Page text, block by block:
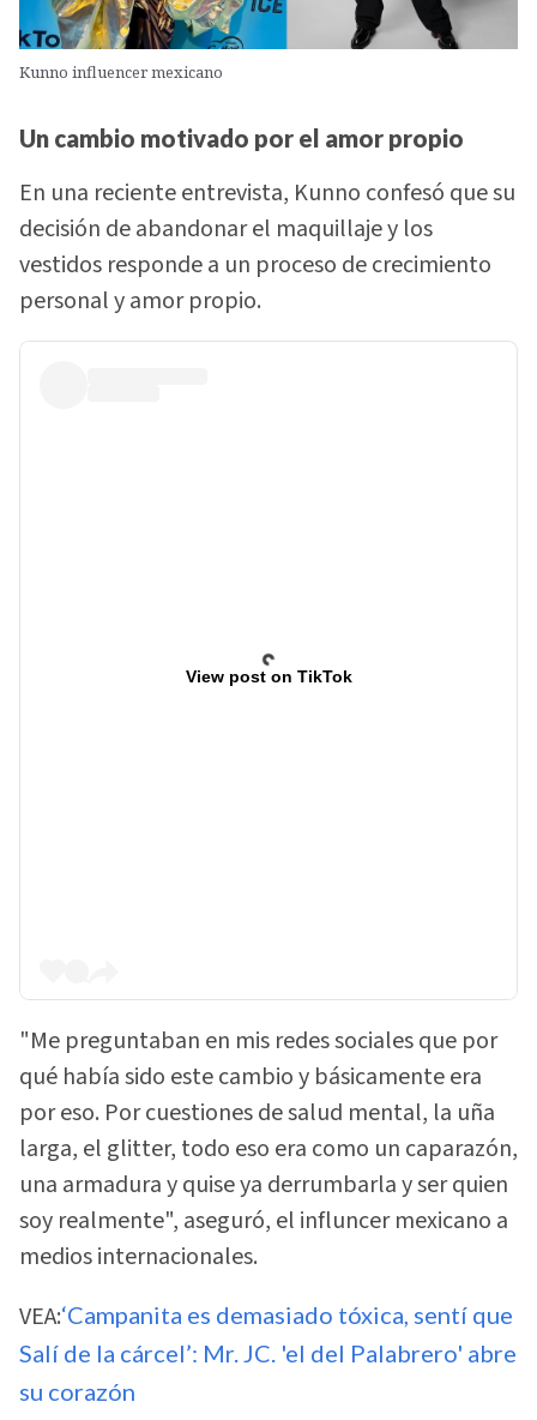
Kunno influencer mexicano
Un cambio motivado por el amor propio
En una reciente entrevista, Kunno confesó que su
decisión de abandonar el maquillaje y los
vestidos responde a un proceso de crecimiento
personal y amor propio.
View post on TikTok
"Me preguntaban en mis redes sociales que por
qué había sido este cambio y básicamente era
por eso. Por cuestiones de salud mental, la uña
larga, el glitter, todo eso era como un caparazón,
una armadura y quise ya derrumbarla y ser quien
soy realmente", aseguró, el influncer mexicano a
medios internacionales.
VEA:‘Campanita es demasiado tóxica, sentí que
Salí de la cárcel’: Mr. JC. 'el del Palabrero' abre
su corazón